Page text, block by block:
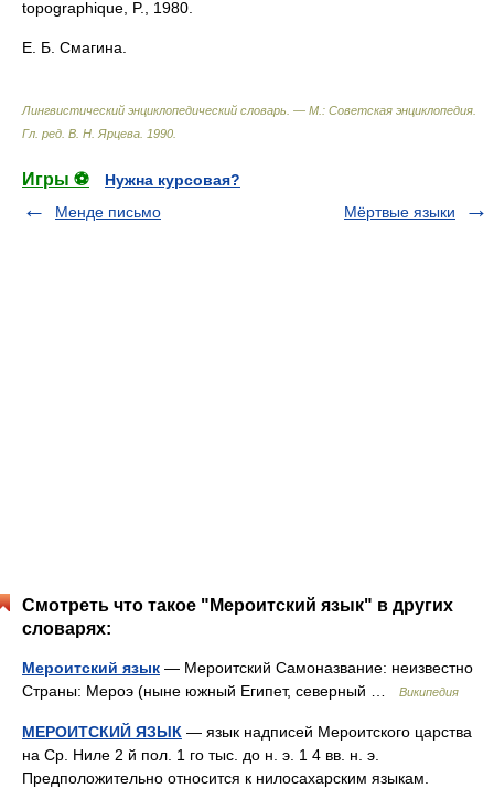
topographique, P., 1980.
Е. Б. Смагина.
Лингвистический энциклопедический словарь. — М.: Советская энциклопедия
Гл. ред. В. Н. Ярцева 1990
Игры ⚽
Нужна курсовая?
Менде письмо
Мёртвые языки
Смотреть что такое "Мероитский язык" в других
словарях:
Мероитский язык — Мероитский Самоназвание: неизвестно
Страны: Мероэ (ныне южный Египет, северный …
Википедия
МЕРОИТСКИЙ ЯЗЫК — язык надписей Мероитского царства
на Ср. Ниле 2 й пол. 1 го тыс. до н. э. 1 4 вв. н. э.
Предположительно относится к нилосахарским языкам.